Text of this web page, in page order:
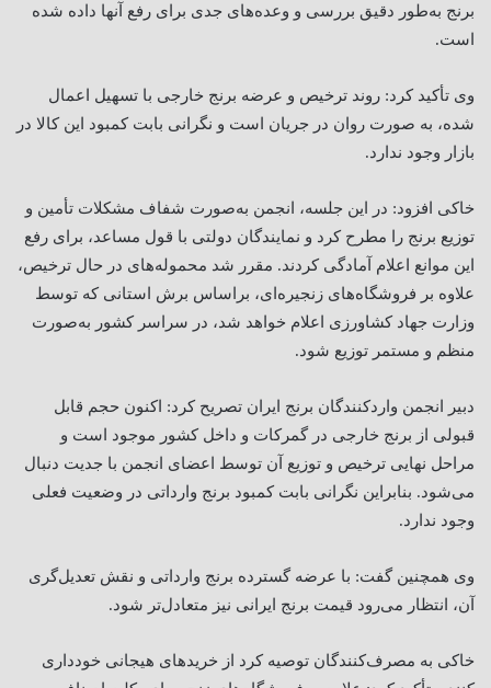
برنج به‌طور دقیق بررسی و وعده‌های جدی برای رفع آنها داده شده
است.
وی تأکید کرد: روند ترخیص و عرضه برنج خارجی با تسهیل اعمال
شده، به صورت روان در جریان است و نگرانی بابت کمبود این کالا در
بازار وجود ندارد.
خاکی افزود: در این جلسه، انجمن به‌صورت شفاف مشکلات تأمین و
توزیع برنج را مطرح کرد و نمایندگان دولتی با قول مساعد، برای رفع
این موانع اعلام آمادگی کردند. مقرر شد محموله‌های در حال ترخیص،
علاوه بر فروشگاه‌های زنجیره‌ای، براساس برش استانی که توسط
وزارت جهاد کشاورزی اعلام خواهد شد، در سراسر کشور به‌صورت
منظم و مستمر توزیع شود.
دبیر انجمن واردکنندگان برنج ایران تصریح کرد: اکنون حجم قابل
قبولی از برنج خارجی در گمرکات و داخل کشور موجود است و
مراحل نهایی ترخیص و توزیع آن توسط اعضای انجمن با جدیت دنبال
می‌شود. بنابراین نگرانی بابت کمبود برنج وارداتی در وضعیت فعلی
وجود ندارد.
وی همچنین گفت: با عرضه گسترده برنج وارداتی و نقش تعدیل‌گری
آن، انتظار می‌رود قیمت برنج ایرانی نیز متعادل‌تر شود.
خاکی به مصرف‌کنندگان توصیه کرد از خریدهای هیجانی خودداری